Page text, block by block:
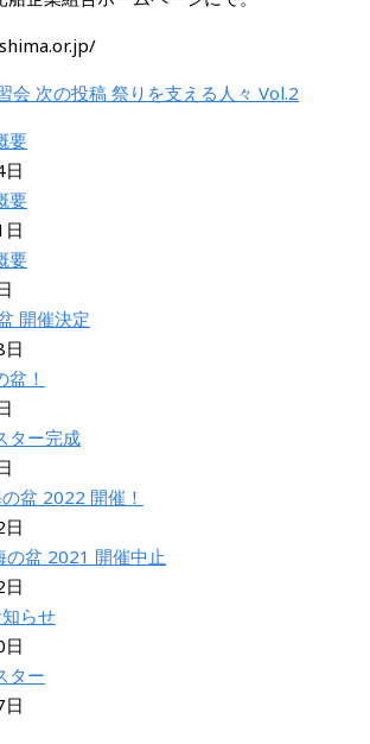
会 次の投稿 祭りを支える人々 Vol.2
要
要
要
開催決定
！
ター完成
盆 2022 開催！
の盆 2021 開催中止
らせ
ター